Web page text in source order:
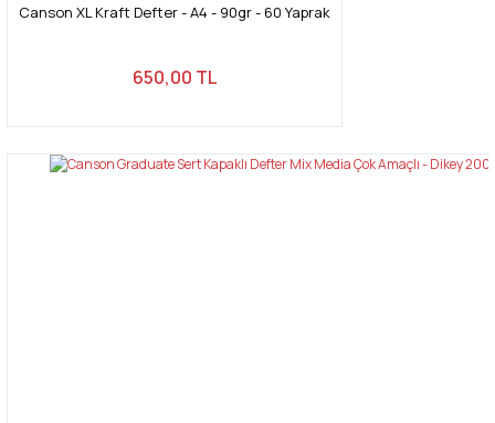
Canson XL Kraft Defter - A4 - 90gr - 60 Yaprak
650,00 TL